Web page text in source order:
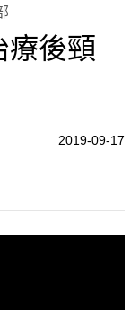
療後頸
2019-09-17